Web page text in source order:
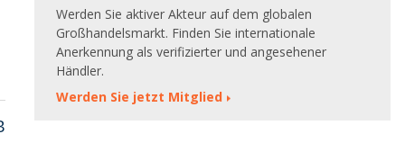
Werden Sie aktiver Akteur auf dem globalen
Großhandelsmarkt. Finden Sie internationale
Anerkennung als verifizierter und angesehener
Händler.
Werden Sie jetzt Mitglied